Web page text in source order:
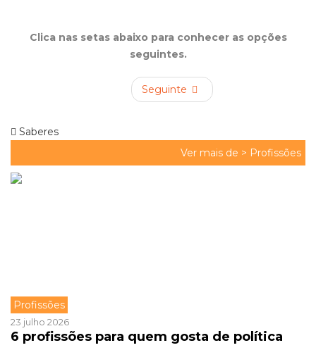
Clica nas setas abaixo para conhecer as opções
seguintes.
Seguinte
Saberes
Ver mais de > Profissões
Profissões
23 julho 2026
6 profissões para quem gosta de política